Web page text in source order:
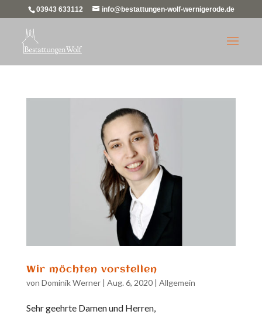
03943 633112 info@bestattungen-wolf-wernigerode.de
Wir möchten vorstellen
von Dominik Werner| Aug. 6, 2020| Allgemein
Sehr geehrte Damen und Herren,